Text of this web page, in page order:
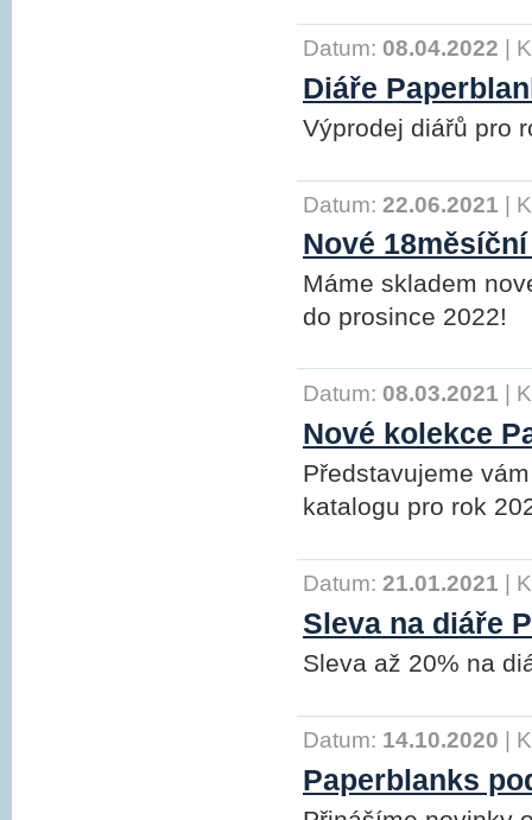
Datum: 08.04.2022
Diáře
Výprodej diářů pro
Datum: 22.06.2021 |
Nové
Máme skladem
do prosince 2022!
Datum: 08.03.2021
Nové kolekce
Představujeme
katalogu pro rok
Datum: 21.01.2021
Sleva na diáře
Sleva až 20% na
Datum: 14.10.2020
Paperblanks